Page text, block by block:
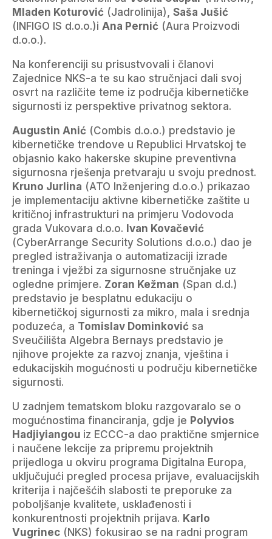
Mladen Koturović (Jadrolinija), Saša Jušić
(INFIGO IS d.o.o.)i Ana Pernić (Aura Proizvodi
d.o.o.).
Na konferenciji su prisustvovali i članovi
Zajednice NKS-a te su kao stručnjaci dali svoj
osvrt na različite teme iz područja kibernetičke
sigurnosti iz perspektive privatnog sektora.
Augustin Anić (Combis d.o.o.) predstavio je
kibernetičke trendove u Republici Hrvatskoj te
objasnio kako hakerske skupine preventivna
sigurnosna rješenja pretvaraju u svoju prednost.
Kruno Jurlina (ATO Inženjering d.o.o.) prikazao
je implementaciju aktivne kibernetičke zaštite u
kritičnoj infrastrukturi na primjeru Vodovoda
grada Vukovara d.o.o. Ivan Kovačević
(CyberArrange Security Solutions d.o.o.) dao je
pregled istraživanja o automatizaciji izrade
treninga i vježbi za sigurnosne stručnjake uz
ogledne primjere. Zoran Kežman (Span d.d.)
predstavio je besplatnu edukaciju o
kibernetičkoj sigurnosti za mikro, mala i srednja
poduzeća, a Tomislav Dominković sa
Sveučilišta Algebra Bernays predstavio je
njihove projekte za razvoj znanja, vještina i
edukacijskih mogućnosti u području kibernetičke
sigurnosti.
U zadnjem tematskom bloku razgovaralo se o
mogućnostima financiranja, gdje je Polyvios
Hadjiyiangou iz ECCC-a dao praktične smjernice
i naučene lekcije za pripremu projektnih
prijedloga u okviru programa Digitalna Europa,
uključujući pregled procesa prijave, evaluacijskih
kriterija i najčešćih slabosti te preporuke za
poboljšanje kvalitete, usklađenosti i
konkurentnosti projektnih prijava. Karlo
Vugrinec (NKS) fokusirao se na radni program